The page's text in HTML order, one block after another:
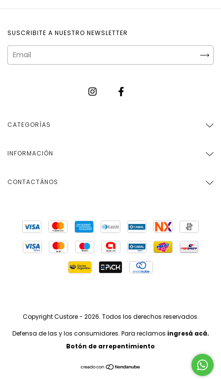
SUSCRIBITE A NUESTRO NEWSLETTER
CATEGORÍAS
INFORMACIÓN
CONTACTÁNOS
Copyright Custore - 2026. Todos los derechos reservados.
Defensa de las y los consumidores. Para reclamos ingresá acá.
Botón de arrepentimiento